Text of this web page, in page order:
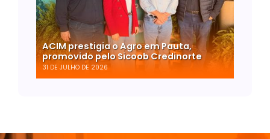
ACIM prestigia o Agro em Pauta,
promovido pelo Sicoob Credinorte
31 DE JULHO DE 2026